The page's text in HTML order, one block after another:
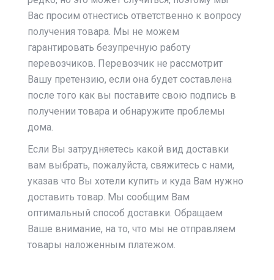
Вас просим отнестись ответственно к вопросу
получения товара. Мы не можем
гарантировать безупречную работу
перевозчиков. Перевозчик не рассмотрит
Вашу претензию, если она будет составлена
после того как вы поставите свою подпись в
получении товара и обнаружите проблемы
дома.
Если Вы затрудняетесь какой вид доставки
вам выбрать, пожалуйста, свяжитесь с нами,
указав что Вы хотели купить и куда Вам нужно
доставить товар. Мы сообщим Вам
оптимальный способ доставки. Обращаем
Ваше внимание, на то, что мы не отправляем
товары наложенным платежом.